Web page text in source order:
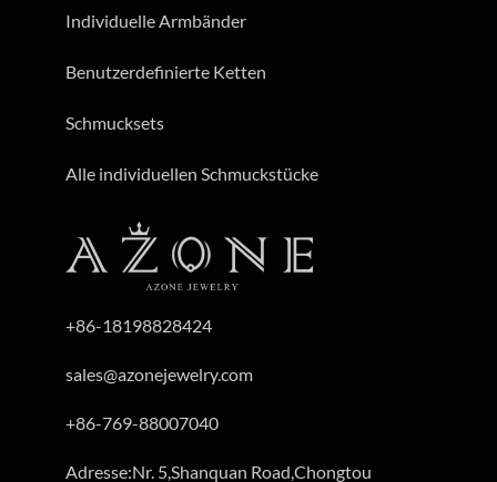
+86-18198828424
sales@azonejewelry.com
+86-769-88007040
Adresse:Nr. 5,Shanquan Road,Chongtou
Individuelle Armbänder
Benutzerdefinierte Ketten
Schmucksets
Alle individuellen Schmuckstücke